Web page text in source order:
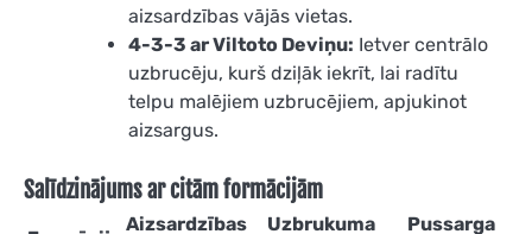
aizsardzības vājās vietas.
4-3-3 ar Viltoto Deviņu: Ietver centrālo
uzbrucēju, kurš dziļāk iekrīt, lai radītu
telpu malējiem uzbrucējiem, apjukinot
aizsargus.
Salīdzinājums ar citām formācijām
Aizsardzības Uzbrukuma Pussarga